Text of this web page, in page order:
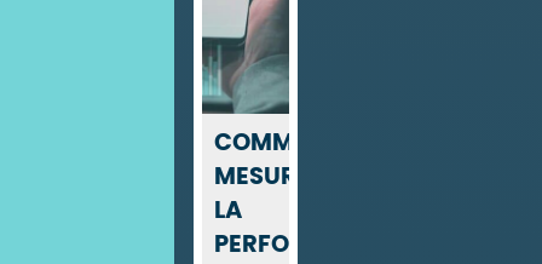
COMMENT
MESURER
LA
PERFORMANCE